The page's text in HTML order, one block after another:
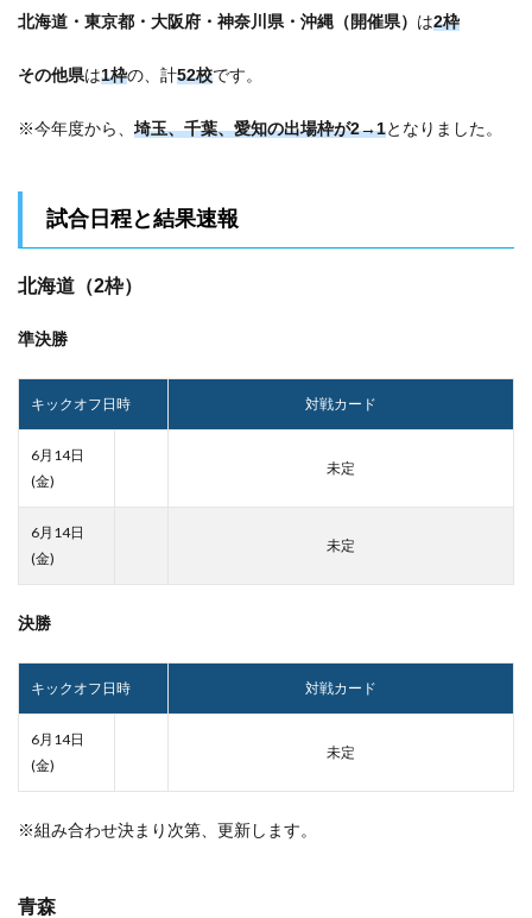
北海道・東京都・大阪府・神奈川県・沖縄（開催県） は2枠
その他県は1枠の、計52校です。
※今年度から、 埼玉、千葉、愛知の出場枠が2→1となりました。
試合日程と結果速報
北海道（2枠）
準決勝
キックオフ日時 対戦カード
6月14日
(金)
未定
6月14日
(金)
未定
決勝
キックオフ日時 対戦カード
6月14日
(金)
未定
※組み合わせ決まり次第、更新します。
青森